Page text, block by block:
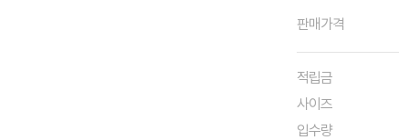
판매가격
적립금
사이즈
입수량